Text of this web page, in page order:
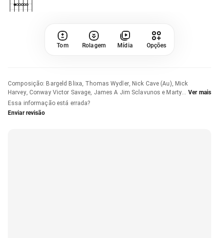
Tom Rolagem Mídia Opções
Composição: Bargeld Blixa, Thomas Wydler, Nick Cave (Au), Mick
Harvey, Conway Victor Savage, James A Jim Sclavunos e Martyn
Casey
Ver mais
Essa informação está errada?
Enviar revisão